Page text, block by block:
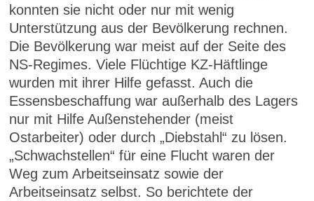
konnten sie nicht oder nur mit wenig
Unterstützung aus der Bevölkerung rechnen.
Die Bevölkerung war meist auf der Seite des
NS-Regimes. Viele Flüchtige KZ-Häftlinge
wurden mit ihrer Hilfe gefasst. Auch die
Essensbeschaffung war außerhalb des Lagers
nur mit Hilfe Außenstehender (meist
Ostarbeiter) oder durch „Diebstahl“ zu lösen.
„Schwachstellen“ für eine Flucht waren der
Weg zum Arbeitseinsatz sowie der
Arbeitseinsatz selbst. So berichtete der